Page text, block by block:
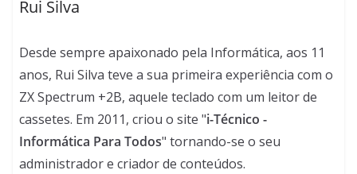
Rui Silva
Desde sempre apaixonado pela Informática, aos 11
anos, Rui Silva teve a sua primeira experiência com o
ZX Spectrum +2B, aquele teclado com um leitor de
cassetes. Em 2011, criou o site "i-Técnico -
Informática Para Todos" tornando-se o seu
administrador e criador de conteúdos.